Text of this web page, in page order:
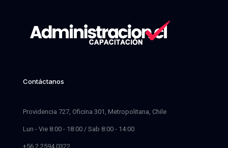
Contáctanos
Providencia 727, Oficina 301, Metropolitana, Chile
Lun - Vie 8:00 - 18:00 / Sab 8:00 - 14:00
+56 2 2594 0322